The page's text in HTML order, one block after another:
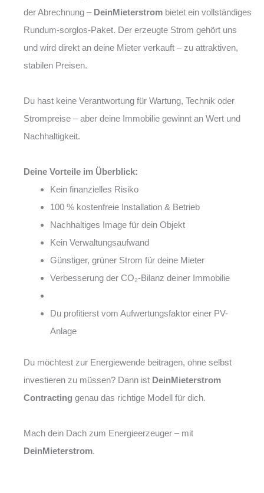
der Abrechnung – DeinMieterstrom bietet ein vollständiges
Rundum-sorglos-Paket. Der erzeugte Strom gehört uns
und wird direkt an deine Mieter verkauft – zu attraktiven,
stabilen Preisen.
Du hast keine Verantwortung für Wartung, Technik oder
Strompreise – aber deine Immobilie gewinnt an Wert und
Nachhaltigkeit.
Deine Vorteile im Überblick:
Kein finanzielles Risiko
100 % kostenfreie Installation & Betrieb
Nachhaltiges Image für dein Objekt
Kein Verwaltungsaufwand
Günstiger, grüner Strom für deine Mieter
Verbesserung der CO₂-Bilanz deiner Immobilie
Du profitierst vom Aufwertungsfaktor einer PV-
Anlage
Du möchtest zur Energiewende beitragen, ohne selbst
investieren zu müssen? Dann ist DeinMieterstrom
Contracting genau das richtige Modell für dich.
Mach dein Dach zum Energieerzeuger – mit
DeinMieterstrom.